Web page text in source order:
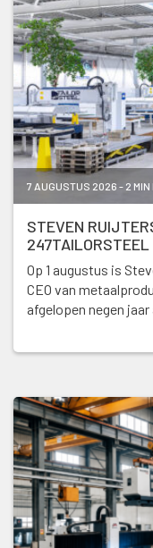
7 AUGUSTUS 2026 - 2
STEVEN
247TAILORSTEEL
Op 1 augustus is
CEO van
afgelopen negen jaar